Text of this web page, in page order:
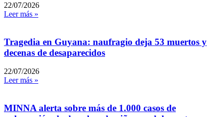
22/07/2026
Leer más »
Tragedia en Guyana: naufragio deja 53 muertos y
decenas de desaparecidos
22/07/2026
Leer más »
MINNA alerta sobre más de 1.000 casos de